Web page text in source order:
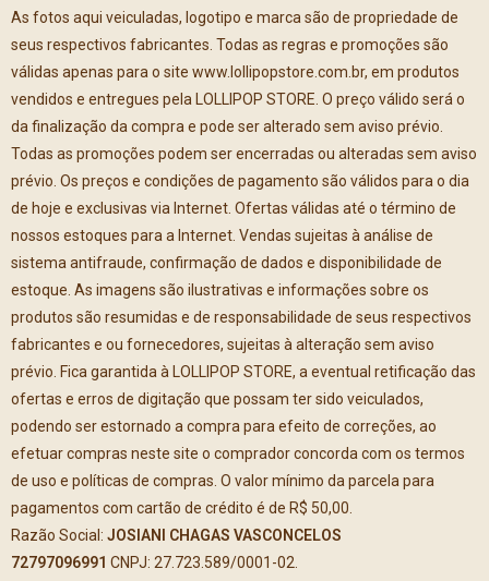
As fotos aqui veiculadas, logotipo e marca são de propriedade de
seus respectivos fabricantes. Todas as regras e promoções são
válidas apenas para o site www.lollipopstore.com.br, em produtos
vendidos e entregues pela LOLLIPOP STORE. O preço válido será o
da finalização da compra e pode ser alterado sem aviso prévio.
Todas as promoções podem ser encerradas ou alteradas sem aviso
prévio. Os preços e condições de pagamento são válidos para o dia
de hoje e exclusivas via Internet. Ofertas válidas até o término de
nossos estoques para a Internet. Vendas sujeitas à análise de
sistema antifraude, confirmação de dados e disponibilidade de
estoque. As imagens são ilustrativas e informações sobre os
produtos são resumidas e de responsabilidade de seus respectivos
fabricantes e ou fornecedores, sujeitas à alteração sem aviso
prévio. Fica garantida à LOLLIPOP STORE, a eventual retificação das
ofertas e erros de digitação que possam ter sido veiculados,
podendo ser estornado a compra para efeito de correções, ao
efetuar compras neste site o comprador concorda com os termos
de uso e políticas de compras. O valor mínimo da parcela para
pagamentos com cartão de crédito é de R$ 50,00.
Razão Social: JOSIANI CHAGAS VASCONCELOS
72797096991 CNPJ: 27.723.589/0001-02.